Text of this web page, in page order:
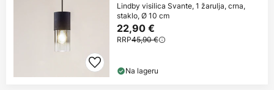
Lindby visilica Svante, 1 žarulja, crna,
staklo, Ø 10 cm
22,90 €
RRP45,90 €
Na lageru